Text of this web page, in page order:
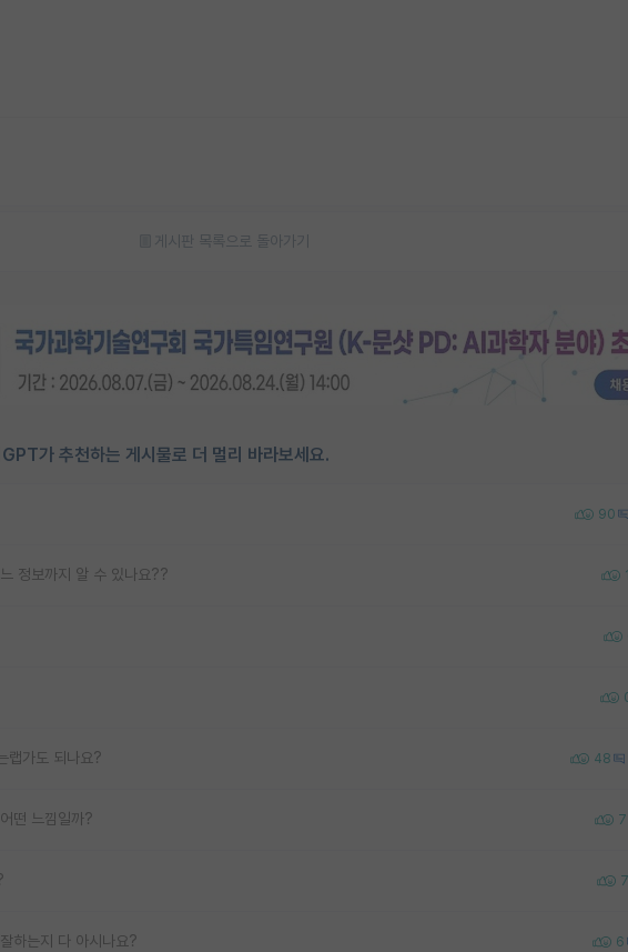
게시판 목록으로 돌아가기
가 추천하는 게시물로 더 멀리 바라보세요.
90
정보까지 알 수 있나요?? 1
랩가도 되나요? 48
떤 느낌일까? 7
7
하는지 다 아시나요? 6